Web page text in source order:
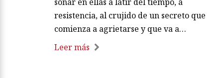
resistencia, al crujido de un secreto que
comienza a agrietarse y que va a…
Leer más